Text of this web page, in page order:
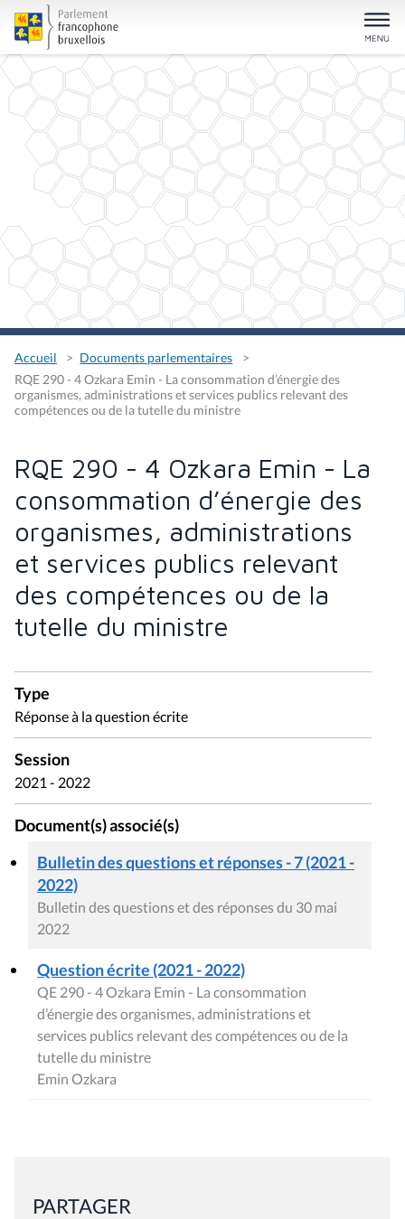
Accueil
Documents parlementaires
RQE 290 - 4 Ozkara Emin - La consommation d’énergie des
organismes, administrations et services publics relevant des
compétences ou de la tutelle du ministre
RQE 290 - 4 Ozkara Emin - La
consommation d’énergie des
organismes, administrations
et services publics relevant
des compétences ou de la
tutelle du ministre
Type
Réponse à la question écrite
Session
2021 - 2022
Document(s) associé(s)
Bulletin des questions et réponses - 7 (2021 -
2022)
Bulletin des questions et des réponses du 30 mai
2022
Question écrite (2021 - 2022)
QE 290 - 4 Ozkara Emin - La consommation
d’énergie des organismes, administrations et
services publics relevant des compétences ou de la
tutelle du ministre
Emin Ozkara
PARTAGER